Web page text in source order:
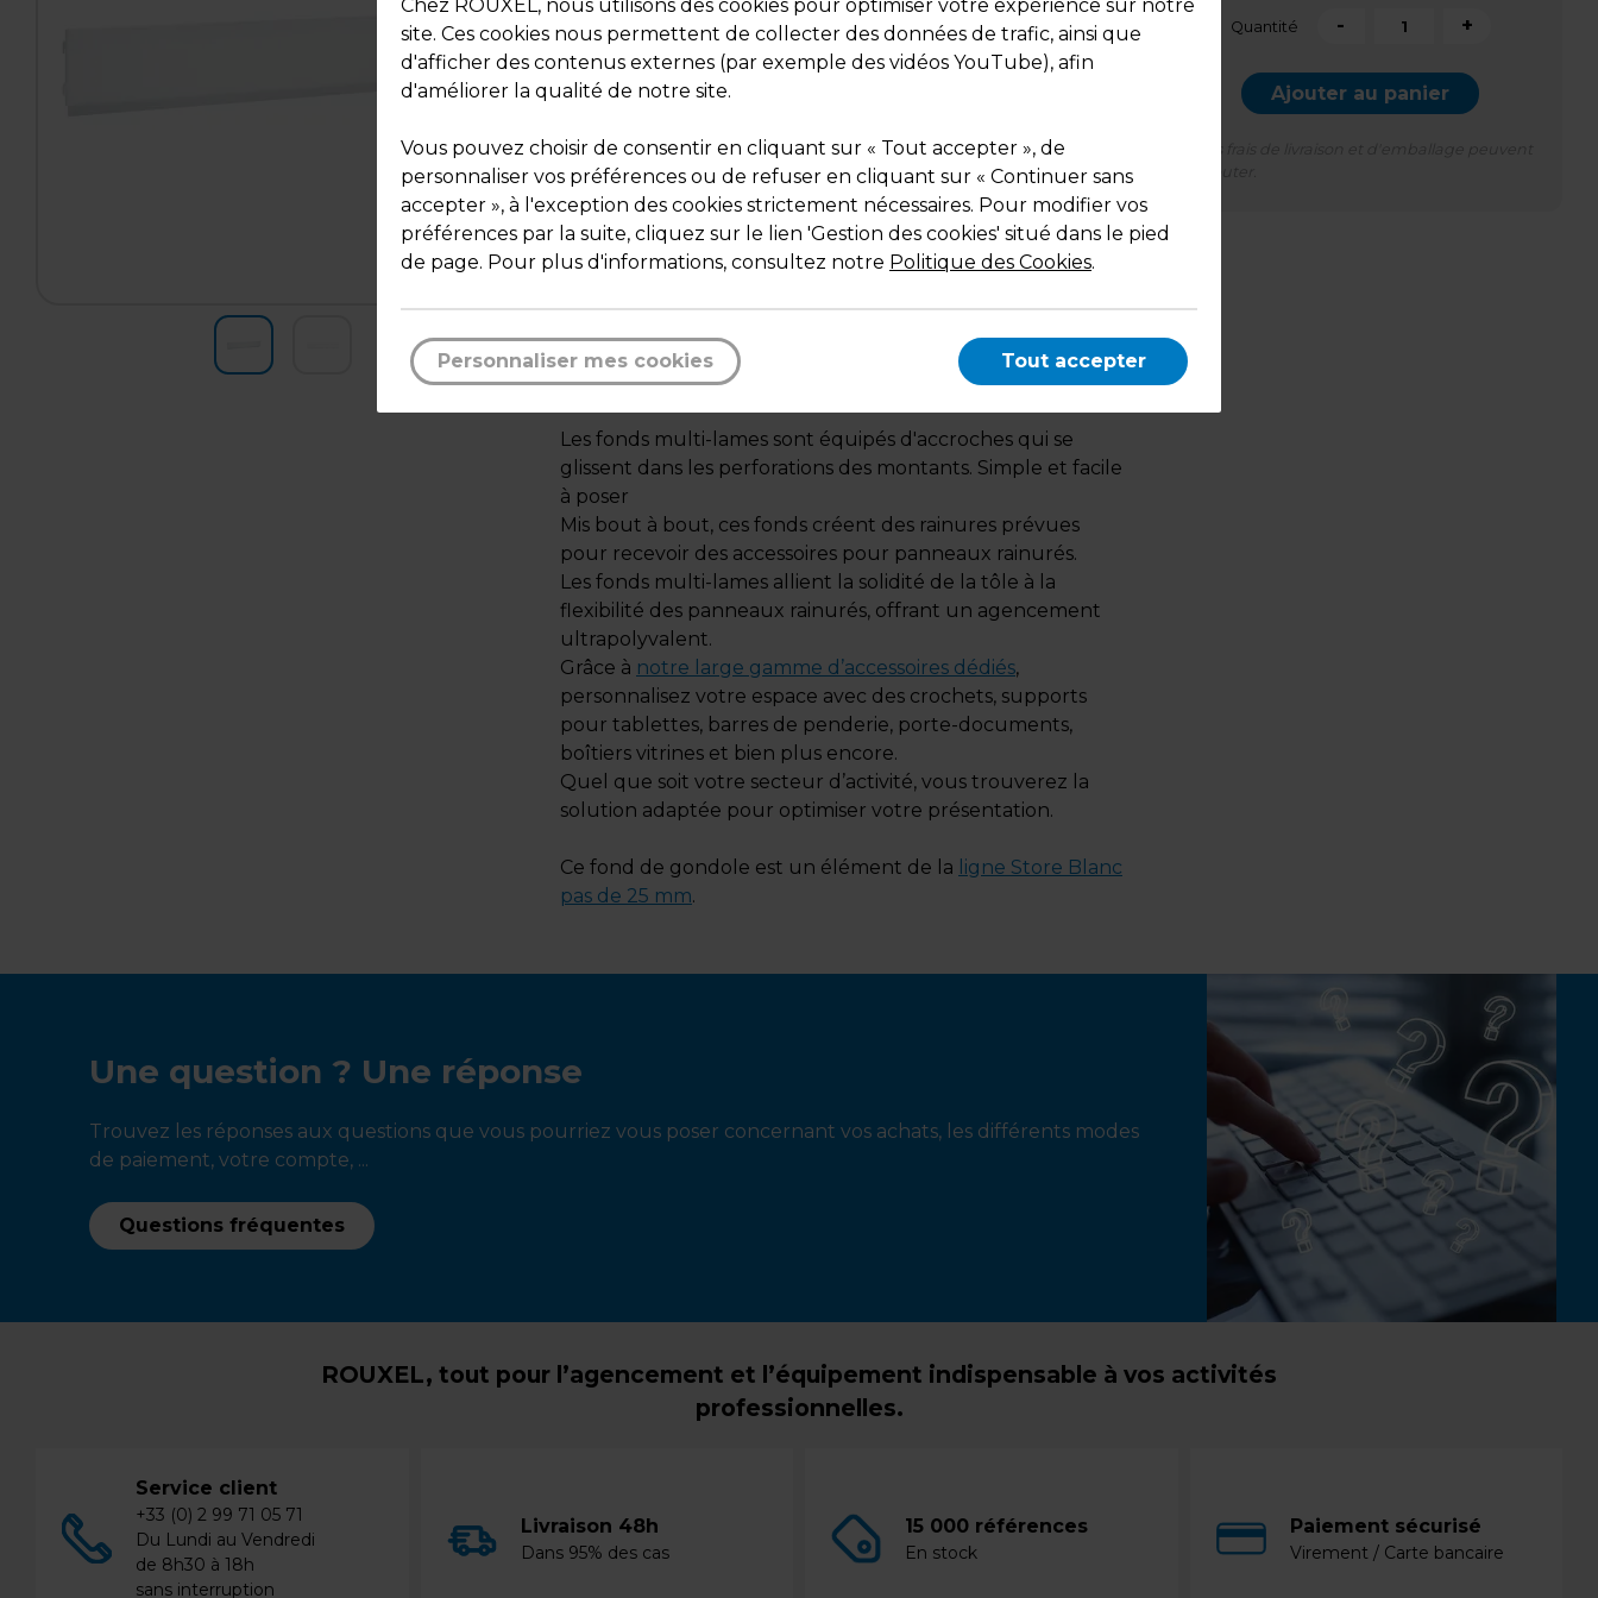
Quantité - +
Ajouter au panier
Description
panneaux rainurés.
Coloris blanc RAL 9003.
Les fonds multi-lames sont équipés d'accroches qui se
glissent dans les perforations des montants. Simple et facile
à poser
Mis bout à bout, ces fonds créent des rainures prévues
pour recevoir des accessoires pour panneaux rainurés.
Les fonds multi-lames allient la solidité de la tôle à la
flexibilité des panneaux rainurés, offrant un agencement
ultrapolyvalent.
Grâce à notre large gamme d’accessoires dédiés,
personnalisez votre espace avec des crochets, supports
pour tablettes, barres de penderie, porte-documents,
boîtiers vitrines et bien plus encore.
Quel que soit votre secteur d’activité, vous trouverez la
solution adaptée pour optimiser votre présentation.
Ce fond de gondole est un élément de la ligne Store Blanc
pas de 25 mm.
Une question ? Une réponse
Trouvez les réponses aux questions que vous pourriez vous poser concernant vos achats, les différents modes
de paiement, votre compte, ...
Questions fréquentes
ROUXEL, tout pour l’agencement et l’équipement indispensable à vos activités
professionnelles.
Service client
+33 (0) 2 99 71 05 71
Du Lundi au Vendredi
de 8h30 à 18h
sans interruption
Livraison 48h
Dans 95% des cas
15 000 références
En stock
Paiement sécurisé
Virement / Carte bancaire
Chez ROUXEL, nous utilisons des cookies pour optimiser votre expérience sur notre
site. Ces cookies nous permettent de collecter des données de trafic, ainsi que
d'afficher des contenus externes (par exemple des vidéos YouTube), afin
d'améliorer la qualité de notre site.
Vous pouvez choisir de consentir en cliquant sur « Tout accepter », de
personnaliser vos préférences ou de refuser en cliquant sur « Continuer sans
accepter », à l'exception des cookies strictement nécessaires. Pour modifier vos
préférences par la suite, cliquez sur le lien 'Gestion des cookies' situé dans le pied
de page. Pour plus d'informations, consultez notre Politique des Cookies.
Personnaliser mes cookies Tout accepter